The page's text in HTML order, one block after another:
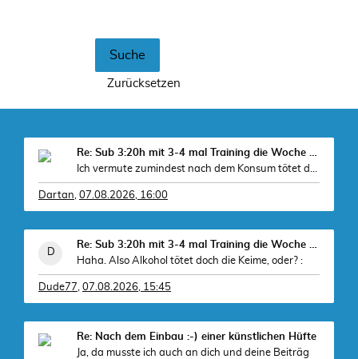
Re: Sub 3:20h mit 3-4 mal Training die Woche machb
Ich vermute zumindest nach dem Konsum tötet der A
Dartan, 07.08.2026, 16:00
Re: Sub 3:20h mit 3-4 mal Training die Woche machb
Haha. Also Alkohol tötet doch die Keime, oder? :
Dude77, 07.08.2026, 15:45
Re: Nach dem Einbau :-) einer künstlichen Hüfte
Ja, da musste ich auch an dich und deine Beiträg